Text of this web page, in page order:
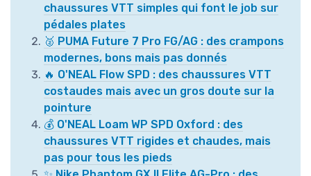
chaussures VTT simples qui font le job sur
pédales plates
🥈 PUMA Future 7 Pro FG/AG : des crampons
modernes, bons mais pas donnés
🔥 O'NEAL Flow SPD : des chaussures VTT
costaudes mais avec un gros doute sur la
pointure
💰 O'NEAL Loam WP SPD Oxford : des
chaussures VTT rigides et chaudes, mais
pas pour tous les pieds